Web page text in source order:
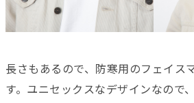
長さもあるので、防寒用のフェイス
す。ユニセックスなデザインなので